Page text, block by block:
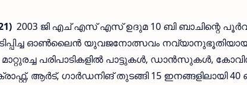
2003 ജി എച് എസ് എസ് ഉദുമ 10 ബി ബാചിന്റെ
ഓണ്‍ലൈന്‍ യുവജനോത്സവം
പരിപാടികളില്‍ പാട്ടുകള്‍, ഡാന്‍സുകള്‍,
ആര്‍ട്, ഗാര്‍ഡനിങ് തുടങ്ങി 15 ഇനങ്ങളിലായി 40